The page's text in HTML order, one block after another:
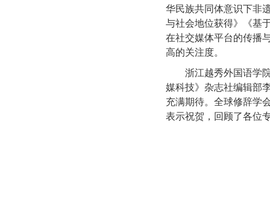
华民族共同体意识下非
与社会地位获得》《基
在社交媒体平台的传播
高的关注度。
浙江越秀外国语学
媒科技》杂志社编辑部
充满期待。全球修辞学
表示祝贺，回顾了各位